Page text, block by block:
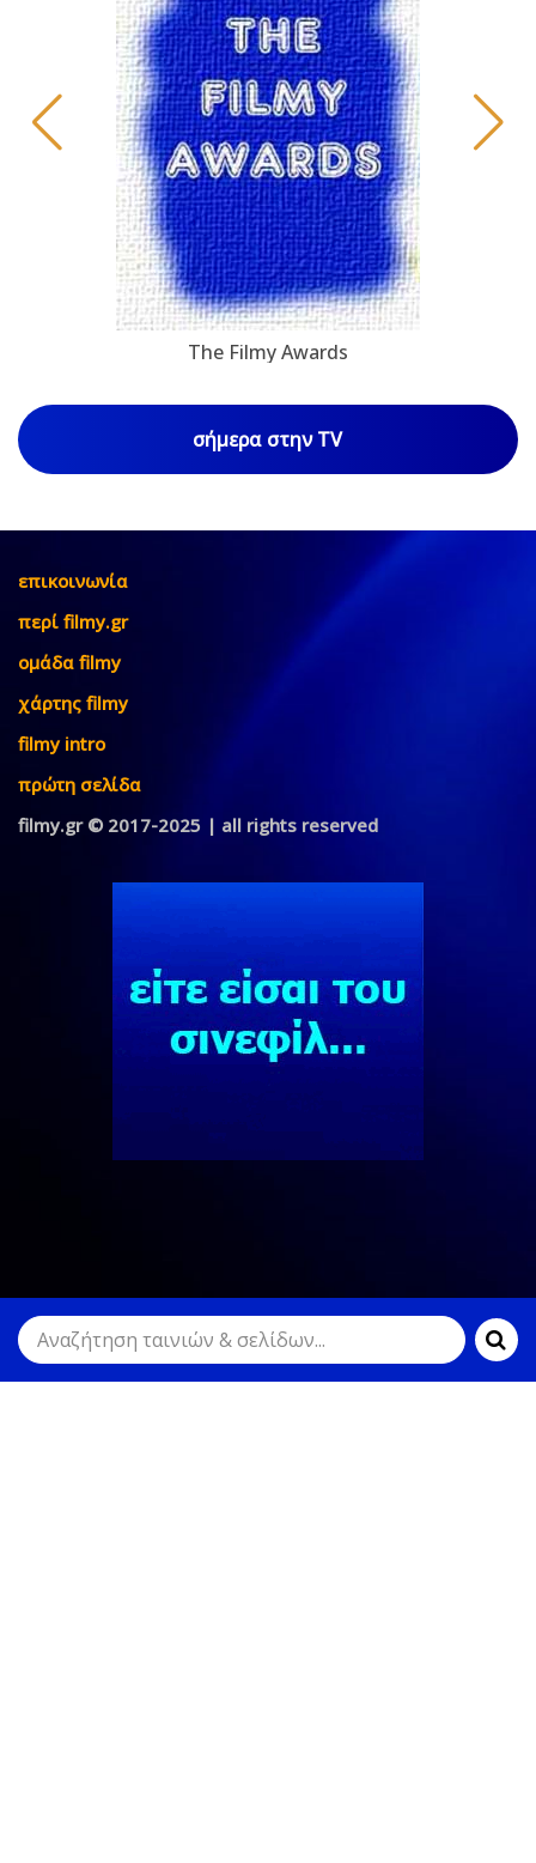
The Filmy Awards
σήμερα στην TV
επικοινωνία
περί filmy.gr
ομάδα filmy
χάρτης filmy
filmy intro
πρώτη σελίδα
filmy.gr © 2017-2025 | all rights reserved